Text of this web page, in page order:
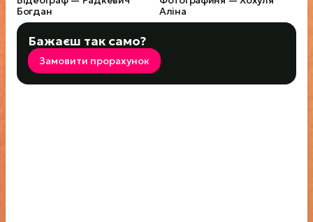
Богдан
Аліна​
Бажаєш так само?
Замовити прорахунок